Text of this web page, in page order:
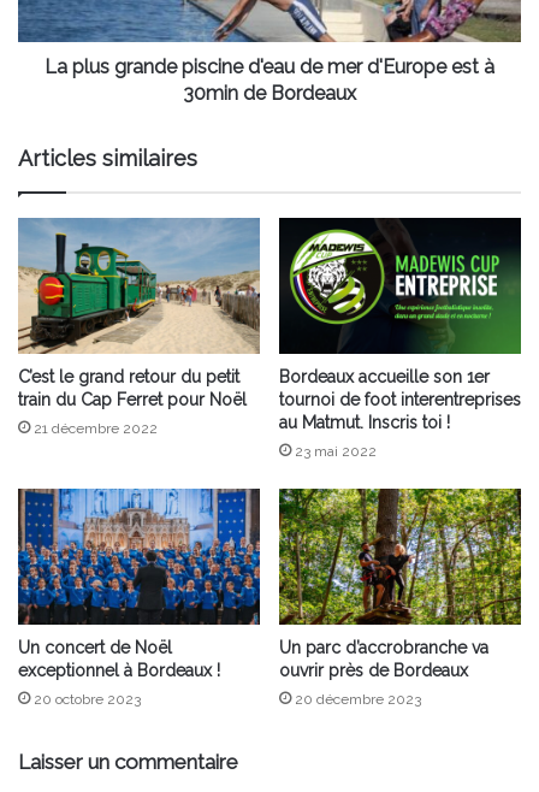
d'Europe
est
La plus grande piscine d'eau de mer d'Europe est à
30min de Bordeaux
Articles similaires
C’est le grand retour du petit
train du Cap Ferret pour Noël
21 décembre 2022
Bordeaux accueille son 1er
tournoi de foot interentreprises
au Matmut. Inscris toi !
23 mai 2022
Un concert de Noël
exceptionnel à Bordeaux !
20 octobre 2023
Un parc d’accrobranche va
ouvrir près de Bordeaux
20 décembre 2023
Laisser un commentaire